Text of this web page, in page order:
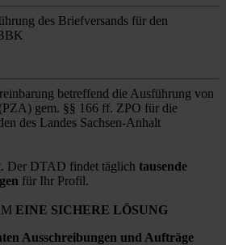
des Briefversands für den
betreffend die Ausführung von
gem. §§ 166 ff. ZPO für die
des Landes Sachsen-Anhalt
Der DTAD findet täglich tausende
für Ihr Profil.
EINE SICHERE LÖSUNG
Ausschreibungen und Aufträge